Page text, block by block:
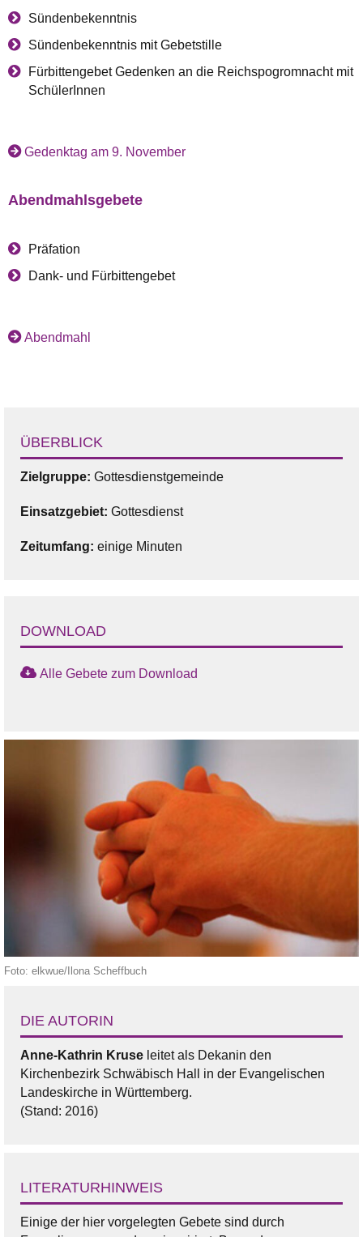
Sündenbekenntnis
Sündenbekenntnis mit Gebetstille
Fürbittengebet Gedenken an die Reichspogromnacht mit
SchülerInnen
Gedenktag am 9. November
Abendmahlsgebete
Präfation
Dank- und Fürbittengebet
Abendmahl
ÜBERBLICK
Zielgruppe: Gottesdienstgemeinde
Einsatzgebiet: Gottesdienst
Zeitumfang: einige Minuten
DOWNLOAD
Alle Gebete zum Download
Foto: elkwue/Ilona Scheffbuch
DIE AUTORIN
Anne-Kathrin Kruse leitet als Dekanin den
Kirchenbezirk Schwäbisch Hall in der Evangelischen
Landeskirche in Württemberg.
(Stand: 2016)
LITERATURHINWEIS
Einige der hier vorgelegten Gebete sind durch